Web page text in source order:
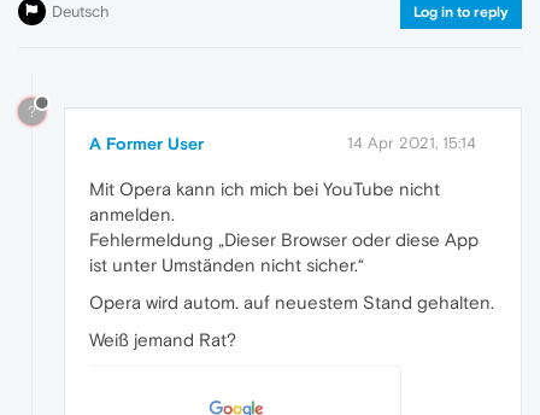
Deutsch Log in to reply
?
A Former User 14 Apr 2021, 15:14
Mit Opera kann ich mich bei YouTube nicht
anmelden.
Fehlermeldung „Dieser Browser oder diese App
ist unter Umständen nicht sicher.“
Opera wird autom. auf neuestem Stand gehalten.
Weiß jemand Rat?